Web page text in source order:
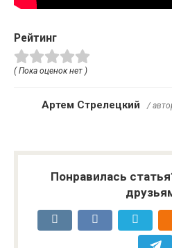
Рейтинг
( Пока оценок нет )
Артем Стрелецкий /
Понравилась